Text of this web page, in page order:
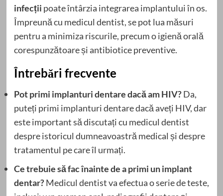
infecții poate întârzia integrarea implantului în os.
Împreună cu medicul dentist, se pot lua măsuri
pentru a minimiza riscurile, precum o igienă orală
corespunzătoare și antibiotice preventive.
Întrebări frecvente
Pot primi implanturi dentare dacă am HIV?Da,
puteți primi implanturi dentare dacă aveți HIV, dar
este important să discutați cu medicul dentist
despre istoricul dumneavoastră medical și despre
tratamentul pe care îl urmați.
Ce trebuie să fac înainte de a primi un implant
dentar?Medicul dentist va efectua o serie de teste,